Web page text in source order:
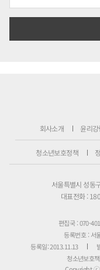
회사소개 윤리강
청소년보호정책
서울특별시 성동
대표전화 :
편집국 : 070-
등록번호 : 서
등록일: 2013.11.13
청소년보호